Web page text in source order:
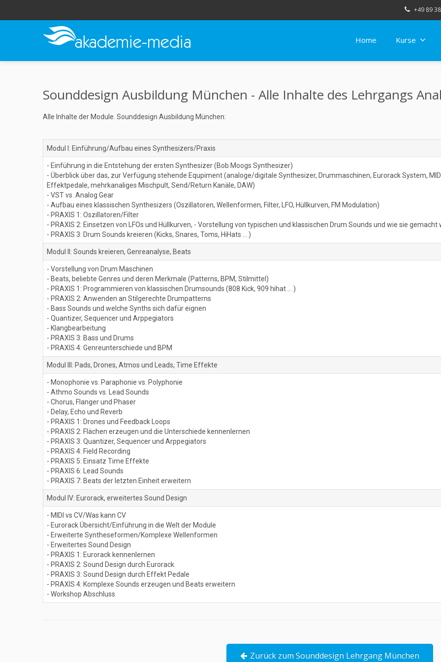
+49 89
Home Kurse
Sounddesign Ausbildung München - Alle Inhalte des Lehrgangs
Alle Inhalte der Module. Sounddesign Ausbildung München:
Modul I: Einführung/Aufbau eines Synthesizers/Praxis
- Einführung in die Entstehung der ersten Synthesizer (Bob Moogs Synthesizer)
- Überblick über das, zur Verfügung stehende Equpiment (analoge/digitale Synthesizer, Drummaschinen, Eurorack System,
Effektpedale, mehrkanaliges Mischpult, Send/Return Kanäle, DAW)
- VST vs. Analog Gear
- Aufbau eines klassischen Synthesizers (Oszillatoren, Wellenformen, Filter, LFO, Hüllkurven, FM Modulation)
- PRAXIS 1: Oszillatoren/Filter
- PRAXIS 2: Einsetzen von LFOs und Hüllkurven, - Vorstellung von typischen und klassischen Drum Sounds und wie sie gemacht
- PRAXIS 3: Drum Sounds kreieren (Kicks, Snares, Toms, HiHats ... )
Modul II: Sounds kreieren, Genreanalyse, Beats
- Vorstellung von Drum Maschinen
- Beats, beliebte Genres und deren Merkmale (Patterns, BPM, Stilmittel)
- PRAXIS 1: Programmieren von klassischen Drumsounds (808 Kick, 909 hihat … )
- PRAXIS 2: Anwenden an Stilgerechte Drumpatterns
- Bass Sounds und welche Synths sich dafür eignen
- Quantizer, Sequencer und Arppegiators
- Klangbearbeitung
- PRAXIS 3: Bass und Drums
- PRAXIS 4: Genreunterschiede und BPM
Modul III: Pads, Drones, Atmos und Leads, Time Effekte
- Monophonie vs. Paraphonie vs. Polyphonie
- Athmo Sounds vs. Lead Sounds
- Chorus, Flanger und Phaser
- Delay, Echo und Reverb
- PRAXIS 1: Drones und Feedback Loops
- PRAXIS 2: Flächen erzeugen und die Unterschiede kennenlernen
- PRAXIS 3: Quantizer, Sequencer und Arppegiators
- PRAXIS 4: Field Recording
- PRAXIS 5: Einsatz Time Effekte
- PRAXIS 6: Lead Sounds
- PRAXIS 7: Beats der letzten Einheit erweitern
Modul IV: Eurorack, erweitertes Sound Design
- MIDI vs CV/Was kann CV
- Eurorack Übersicht/Einführung in die Welt der Module
- Erweiterte Syntheseformen/Komplexe Wellenformen
- Erweitertes Sound Design
- PRAXIS 1: Eurorack kennenlernen
- PRAXIS 2: Sound Design durch Eurorack
- PRAXIS 3: Sound Design durch Effekt Pedale
- PRAXIS 4: Komplexe Sounds erzeugen und Beats erweitern
- Workshop Abschluss
Zurück zum Sounddesign Lehrgang München